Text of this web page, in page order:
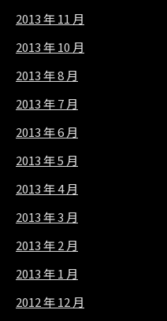
2013 年 11 月
2013 年 10 月
2013 年 8 月
2013 年 7 月
2013 年 6 月
2013 年 5 月
2013 年 4 月
2013 年 3 月
2013 年 2 月
2013 年 1 月
2012 年 12 月